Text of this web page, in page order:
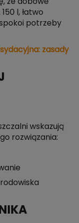
l, łatwo
potrzeby
zasady
wskazują
rozwiązania: